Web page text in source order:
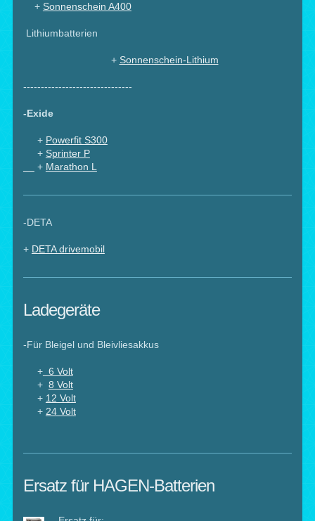
+ Sonnenschein A400
Lithiumbatterien
+ Sonnenschein-Lithium
-------------------------------
-Exide
+ Powerfit S300
+ Sprinter P
+ Marathon L
-DETA
+ DETA drivemobil
Ladegeräte
-Für Bleigel und Bleivliesakkus
+6 Volt
+ 8 Volt
+ 12 Volt
+ 24 Volt
Ersatz für HAGEN-Batterien